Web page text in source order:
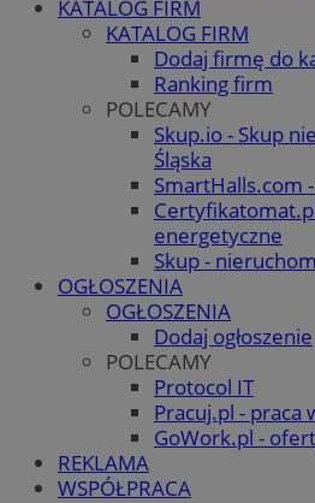
KATALOG FIRM
KATALOG FIRM
Dodaj firmę do
Ranking firm
POLECAMY
Skup.io - Skup
Śląska
SmartHalls.com
energetyczne
Skup -
OGŁOSZENIA
OGŁOSZENIA
Dodaj ogłoszenie
POLECAMY
Protocol IT
Pracuj.pl - praca
GoWork.pl -
REKLAMA
WSPÓŁPRACA